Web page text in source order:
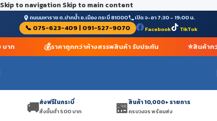
Skip to navigation Skip to main content
ถนนมหาราช ต.ปากน้ำ อ.เมือง กระบี่ 81000 เปิด จ-อา 7:30 – 19:00 น.
📞 075-623-409 | 091-527-9070 Facebook TikTok
าท 💰ราคาถูกกว่าห้างสรรพสินค้า รับประกัน ⭐สินค้ากว่
🚚ส่งฟรีในกระบี่
สั่งขั้นต่ำ 500 บาท 🏪สินค้า 10,000+ รายการ
ครบวงจร พร้อมส่ง